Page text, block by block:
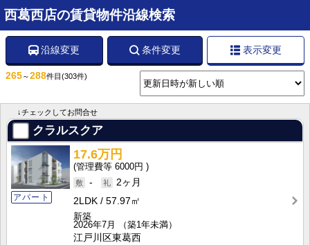
西葛西店の賃貸物件沿線検索
沿線変更 条件変更 表示変更
265～288件目 (303件)
↓チェックしてお問合せ
クラルスクア
アパート
17.6万円
6000円
-
2ヶ月
2LDK
57.97㎡
新築
2026年7月
（築1年未満）
江戸川区東葛西